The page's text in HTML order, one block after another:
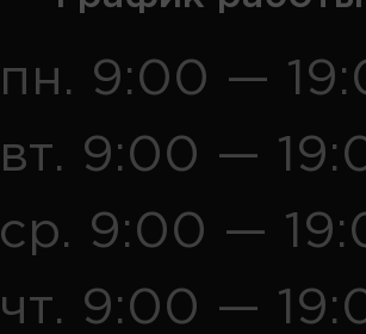
пн. 9:00 —
вт. 9:00 —
ср. 9:00 —
чт. 9:00 —